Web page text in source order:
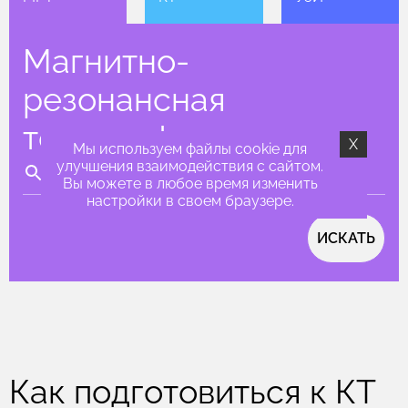
Магнитно-
резонансная
томография
ИСКАТЬ
Как подготовиться к КТ
Мы используем файлы cookie для
улучшения взаимодействия с сайтом.
Вы можете в любое время изменить
настройки в своем браузере.
X